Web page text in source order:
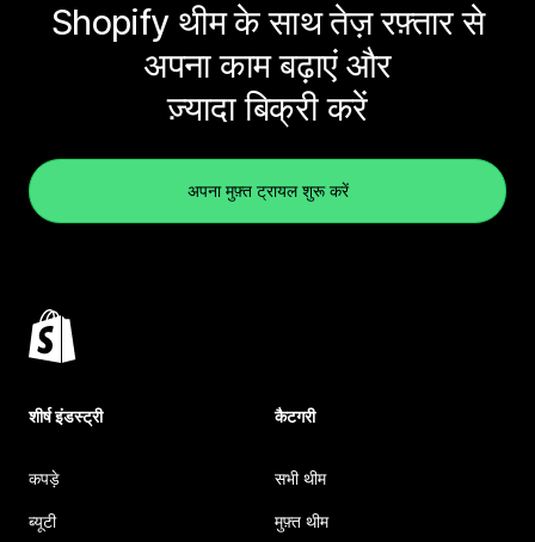
Shopify थीम के साथ तेज़ रफ़्तार से
अपना काम बढ़ाएं और
ज़्यादा बिक्री करें
अपना मुफ़्त ट्रायल शुरू करें
शीर्ष इंडस्ट्री
कपड़े
ब्यूटी
कैटगरी
सभी थीम
मुफ़्त थीम